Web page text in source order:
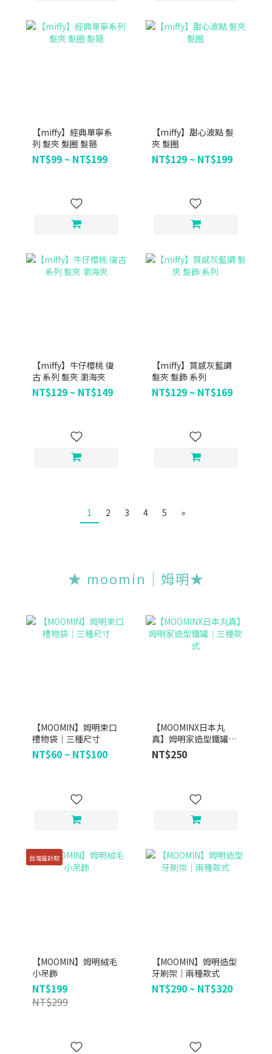
【miffy】經典單寧系
列 髮夾 髮圈 髮箍
NT$99 ~ NT$199
【miffy】甜心波點 髮
夾 髮圈
NT$129 ~ NT$199
【miffy】牛仔櫻桃 復
古 系列 髮夾 瀏海夾
NT$129 ~ NT$149
【miffy】質感灰藍調
髮夾 髮飾 系列
NT$129 ~ NT$169
1 2 3 4 5 »
★ moomin｜姆明★
【MOOMIN】姆明束口
禮物袋｜三種尺寸
NT$60 ~ NT$100
【MOOMINX日本丸
真】姆明家造型鐵罐｜
三種款式
NT$250
台灣設計款
【MOOMIN】姆明絨毛
小吊飾
NT$199
NT$299
【MOOMIN】姆明造型
牙刷架｜兩種款式
NT$290 ~ NT$320